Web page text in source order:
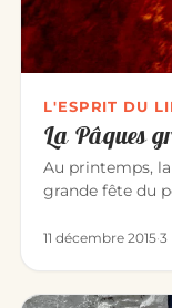
L'ESPRIT DU
La Pâques
Au printemps,
grande fête du
11 décembre 2015·3